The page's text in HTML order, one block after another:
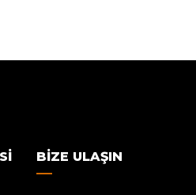
BIZE ULAŞIN